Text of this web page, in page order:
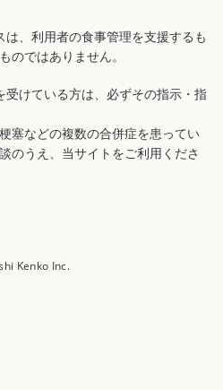
、利用者の食事管理を支援するも
のではありません。
けている方は、必ずその指示・指
塞などの複数の合併症を患ってい
のうえ、当サイトをご利用くださ
Kenko Inc.